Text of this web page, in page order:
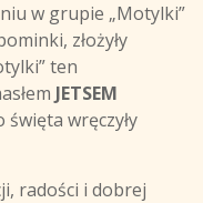
w grupie „Motylki”
złożyły
ten
JETSEM
wręczyły
radości i dobrej